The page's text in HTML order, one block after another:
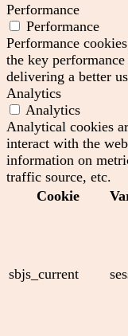
Performance
Performance
Performance
the key
delivering a better
Analytics
Analytics
Analytical cookies
interact with the
information on
traffic source, etc.
Cookie
sbjs_current